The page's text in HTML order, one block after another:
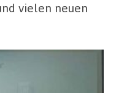
vielen neuen